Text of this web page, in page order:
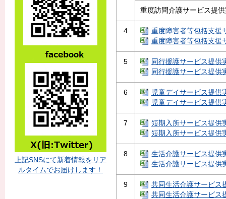
重度訪問介護サービス提
4
重度障害者等包括支援
重度障害者等包括支援
5
同行援護サービス提供
同行援護サービス提供
6
児童デイサービス提供
児童デイサービス提供
7
短期入所サービス提供
短期入所サービス提供
8
生活介護サービス提供
生活介護サービス提供
9
共同生活介護サービス
共同生活介護サービス
上記SNSにて新着情報をリア
ルタイムでお届けします！